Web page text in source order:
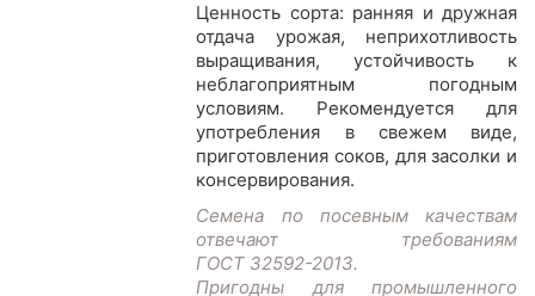
Ценность сорта: ранняя и дружная
отдача урожая, неприхотливость
выращивания, устойчивость к
неблагоприятным погодным
условиям. Рекомендуется для
употребления в свежем виде,
приготовления соков, для засолки и
консервирования.
Семена по посевным качествам
отвечают требованиям
ГОСТ 32592-2013.
Пригодны для промышленного